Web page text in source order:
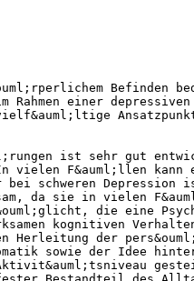
Befinden
Rahmen einer depressiven
ist sehr gut
F&auml;llen kann
schweren Depression
da sie in vielen
die eine
kognitiven
der
sowie der Idee
Aktivit&auml;tsniveau